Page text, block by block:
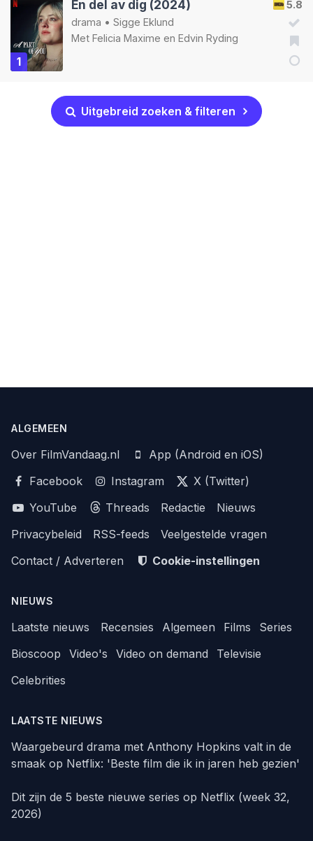
1
5.8
En del av dig (2024)
drama • Sigge Eklund
Met Felicia Maxime en Edvin Ryding
Uitgebreid zoeken & filteren
ALGEMEEN
Over FilmVandaag.nl
App (Android en iOS)
Facebook
Instagram
X (Twitter)
YouTube
Threads Redactie
Nieuws
Privacybeleid
RSS-feeds
Veelgestelde vragen
Contact / Adverteren
Cookie-instellingen
NIEUWS
Laatste nieuws Recensies Algemeen Films
Series
Bioscoop
Video's Video on demand
Televisie
Celebrities
LAATSTE NIEUWS
Waargebeurd drama met Anthony Hopkins valt in de
smaak op Netflix: 'Beste film die ik in jaren heb gezien'
Dit zijn de 5 beste nieuwe series op Netflix (week 32,
2026)